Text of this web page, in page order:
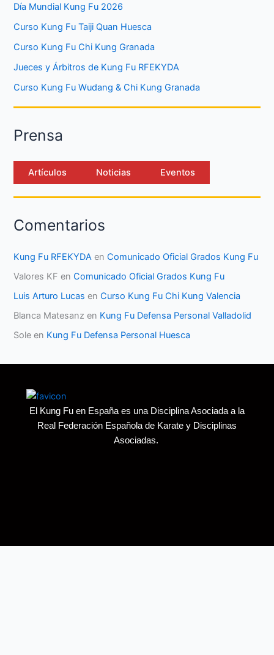
Día Mundial Kung Fu 2026
Curso Kung Fu Taiji Quan Huesca
Curso Kung Fu Chi Kung Granada
Jueces y Árbitros de Kung Fu RFEKYDA
Curso Kung Fu Wudang & Chi Kung Granada
Prensa
Artículos Noticias Eventos
Comentarios
Kung Fu RFEKYDA enComunicado Oficial Grados Kung Fu
Valores KF enComunicado Oficial Grados Kung Fu
Luis Arturo Lucas enCurso Kung Fu Chi Kung Valencia
Blanca Matesanz en Kung Fu Defensa Personal Valladolid
Sole en Kung Fu Defensa Personal Huesca
El Kung Fu en España es una Disciplina Asociada a la
Real Federación Española de Karate y Disciplinas
Asociadas.